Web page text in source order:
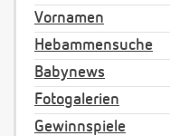
Vornamen
Hebammensuche
Babynews
Fotogalerien
Gewinnspiele